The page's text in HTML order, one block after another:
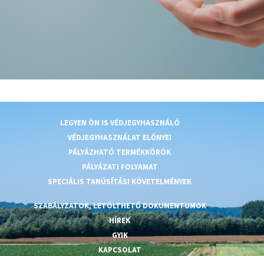
LEGYEN ÖN IS VÉDJEGYHASZNÁLÓ
VÉDJEGYHASZNÁLAT ELŐNYEI
PÁLYÁZHATÓ TERMÉKKÖRÖK
PÁLYÁZATI FOLYAMAT
SPECIÁLIS TANÚSÍTÁSI KÖVETELMÉNYEK
SZABÁLYZATOK, LETÖLTHETŐ DOKUMENTUMOK
HÍREK
GYIK
KAPCSOLAT